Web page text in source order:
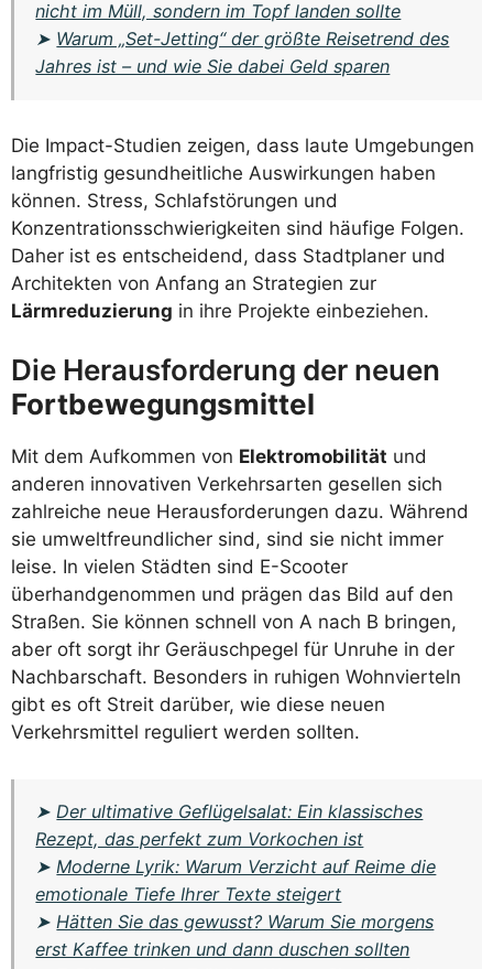
nicht im Müll, sondern im Topf landen sollte
➤ Warum „Set-Jetting“ der größte Reisetrend des
Jahres ist – und wie Sie dabei Geld sparen
Die Impact-Studien zeigen, dass laute Umgebungen
langfristig gesundheitliche Auswirkungen haben
können. Stress, Schlafstörungen und
Konzentrationsschwierigkeiten sind häufige Folgen.
Daher ist es entscheidend, dass Stadtplaner und
Architekten von Anfang an Strategien zur
Lärmreduzierung in ihre Projekte einbeziehen.
Die Herausforderung der neuen
Fortbewegungsmittel
Mit dem Aufkommen von Elektromobilität und
anderen innovativen Verkehrsarten gesellen sich
zahlreiche neue Herausforderungen dazu. Während
sie umweltfreundlicher sind, sind sie nicht immer
leise. In vielen Städten sind E-Scooter
überhandgenommen und prägen das Bild auf den
Straßen. Sie können schnell von A nach B bringen,
aber oft sorgt ihr Geräuschpegel für Unruhe in der
Nachbarschaft. Besonders in ruhigen Wohnvierteln
gibt es oft Streit darüber, wie diese neuen
Verkehrsmittel reguliert werden sollten.
➤Der ultimative Geflügelsalat: Ein klassisches
Rezept, das perfekt zum Vorkochen ist
➤Moderne Lyrik: Warum Verzicht auf Reime die
emotionale Tiefe Ihrer Texte steigert
➤Hätten Sie das gewusst? Warum Sie morgens
erst Kaffee trinken und dann duschen sollten